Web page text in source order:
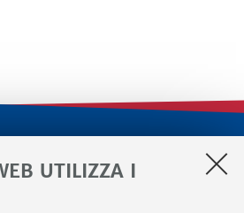
UTILIZZA I